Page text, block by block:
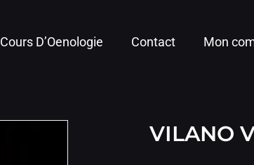
Cours D’Oenologie Contact Mon
VILANO